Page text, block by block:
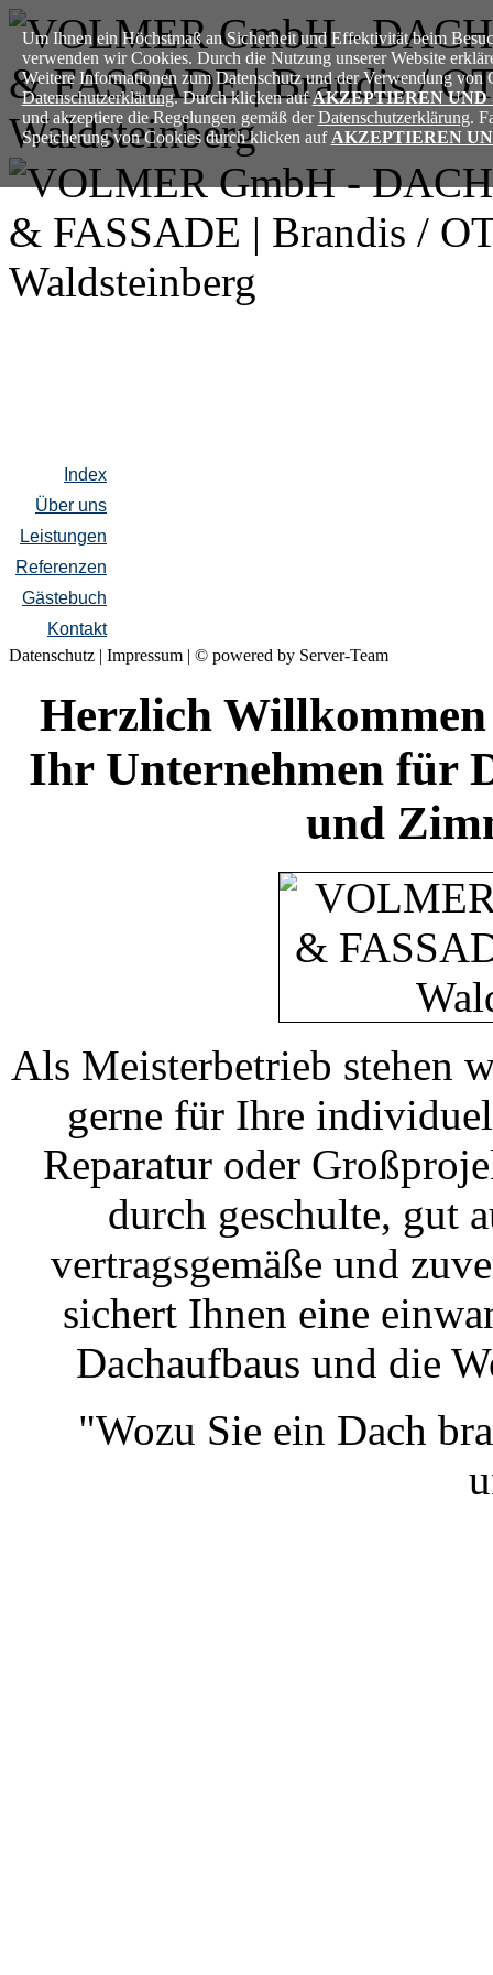
Um Ihnen ein Höchstmaß an Sicherheit und Effektivität beim
verwenden wir Cookies. Durch die Nutzung unserer Website
Weitere Informationen zum Datenschutz und der Verwendung von
Datenschutzerklärung. Durch klicken aufAKZEPTIEREN UND
und akzeptiere die Regelungen gemäß derDatenschutzerklärung.
Speicherung von Cookies durch klicken auf AKZEPTIEREN
Index
Über uns
Leistungen
Referenzen
Gästebuch
Kontakt
Datenschutz | Impressum | © powered by Server-Team
Herzlich
Ihr Unternehmen für
und
Als Meisterbetrieb stehen
gerne für Ihre
Reparatur oder
durch geschulte, gut
vertragsgemäße und
sichert Ihnen eine
Dachaufbaus und die
"Wozu Sie ein Dach